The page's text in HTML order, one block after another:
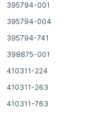
395794-001
395794-004
395794-741
398875-001
410311-224
410311-263
410311-763